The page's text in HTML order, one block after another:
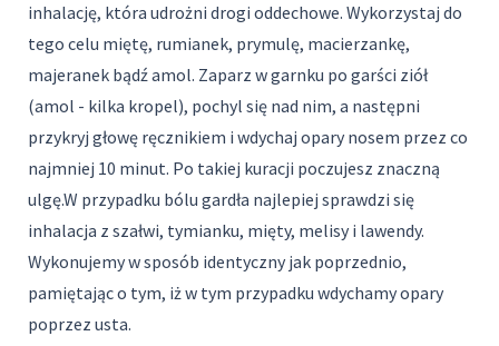
inhalację, która udrożni drogi oddechowe. Wykorzystaj do
tego celu miętę, rumianek, prymulę, macierzankę,
majeranek bądź amol. Zaparz w garnku po garści ziół
(amol - kilka kropel), pochyl się nad nim, a następni
przykryj głowę ręcznikiem i wdychaj opary nosem przez co
najmniej 10 minut. Po takiej kuracji poczujesz znaczną
ulgę.W przypadku bólu gardła najlepiej sprawdzi się
inhalacja z szałwi, tymianku, mięty, melisy i lawendy.
Wykonujemy w sposób identyczny jak poprzednio,
pamiętając o tym, iż w tym przypadku wdychamy opary
poprzez usta.